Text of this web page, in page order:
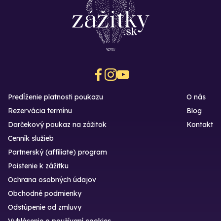
Predĺženie platnosti poukazu
Rezervácia termínu
Darčekový poukaz na zážitok
O nás
Blog
Kontakt
Cenník služieb
Partnerský (affiliate) program
Poistenie k zážitku
Ochrana osobných údajov
Obchodné podmienky
Odstúpenie od zmluvy